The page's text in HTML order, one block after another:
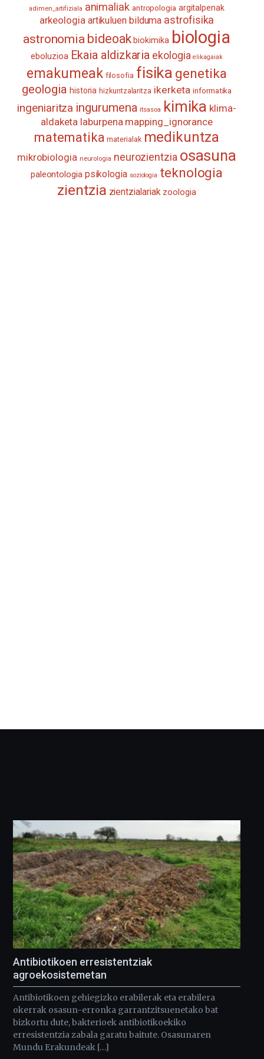
adimen_artifiziala animaliak antropologia argitalpenak
arkeologia artikuluen bilduma astrofisika
astronomia bideoak biokimika biologia
eboluzioa Ekaia aldizkaria ekologia elikagaiak
emakumeak filosofia fisika genetika
geologia historia hizkuntzalaritza ikerketa informatika
ingeniaritza ingurumena itsasoa kimika klima-
aldaketa laburpena mapping_ignorance
matematika materialak medikuntza
mikrobiologia neurologia neurozientzia osasuna
paleontologia psikologia soziologia teknologia
zientzia zientzialariak zoologia
Antibiotikoen erresistentziak
agroekosistemetan
Antibiotikoen gehiegizko erabilerak eta erabilera
okerrak osasun-erronka garrantzitsuenetako bat
bizkortu dute, bakterioek antibiotikoekiko
erresistentzia zabala garatu baitute. Osasunaren
Mundu Erakundeak […]